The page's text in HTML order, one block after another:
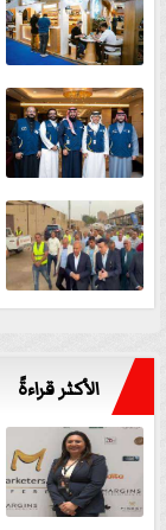
الأكثر قراءةً